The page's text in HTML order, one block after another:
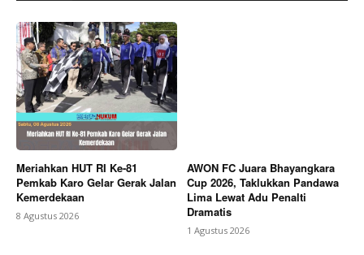
Meriahkan HUT RI Ke-81
Pemkab Karo Gelar Gerak Jalan
Kemerdekaan
8 Agustus 2026
AWON FC Juara Bhayangkara
Cup 2026, Taklukkan Pandawa
Lima Lewat Adu Penalti
Dramatis
1 Agustus 2026